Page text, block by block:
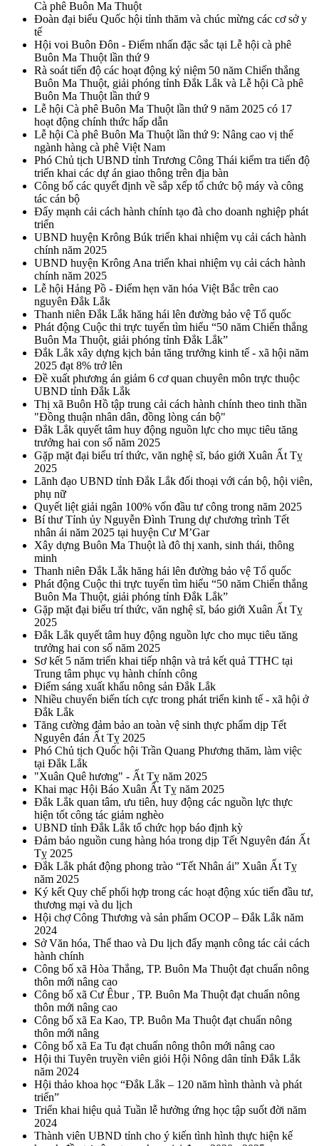
Cà phê Buôn Ma Thuột
Đoàn đại biểu Quốc hội tỉnh thăm và chúc mừng các cơ sở y
tế
Hội voi Buôn Đôn - Điểm nhấn đặc sắc tại Lễ hội cà phê
Buôn Ma Thuột lần thứ 9
Rà soát tiến độ các hoạt động kỷ niệm 50 năm Chiến thắng
Buôn Ma Thuột, giải phóng tỉnh Đắk Lắk và Lễ hội Cà phê
Buôn Ma Thuột lần thứ 9
Lễ hội Cà phê Buôn Ma Thuột lần thứ 9 năm 2025 có 17
hoạt động chính thức hấp dẫn
Lễ hội Cà phê Buôn Ma Thuột lần thứ 9: Nâng cao vị thế
ngành hàng cà phê Việt Nam
Phó Chủ tịch UBND tỉnh Trương Công Thái kiểm tra tiến độ
triển khai các dự án giao thông trên địa bàn
Công bố các quyết định về sắp xếp tổ chức bộ máy và công
tác cán bộ
Đẩy mạnh cải cách hành chính tạo đà cho doanh nghiệp phát
triển
UBND huyện Krông Búk triển khai nhiệm vụ cải cách hành
chính năm 2025
UBND huyện Krông Ana triển khai nhiệm vụ cải cách hành
chính năm 2025
Lễ hội Hảng Pồ - Điểm hẹn văn hóa Việt Bắc trên cao
nguyên Đắk Lắk
Thanh niên Đắk Lắk hăng hái lên đường bảo vệ Tổ quốc
Phát động Cuộc thi trực tuyến tìm hiểu “50 năm Chiến thắng
Buôn Ma Thuột, giải phóng tỉnh Đắk Lắk”
Đắk Lắk xây dựng kịch bản tăng trưởng kinh tế - xã hội năm
2025 đạt 8% trở lên
Đề xuất phương án giảm 6 cơ quan chuyên môn trực thuộc
UBND tỉnh Đắk Lắk
Thị xã Buôn Hồ tập trung cải cách hành chính theo tinh thần
"Đồng thuận nhân dân, đồng lòng cán bộ"
Đắk Lắk quyết tâm huy động nguồn lực cho mục tiêu tăng
trưởng hai con số năm 2025
Gặp mặt đại biểu trí thức, văn nghệ sĩ, báo giới Xuân Ất Tỵ
2025
Lãnh đạo UBND tỉnh Đắk Lắk đối thoại với cán bộ, hội viên,
phụ nữ
Quyết liệt giải ngân 100% vốn đầu tư công trong năm 2025
Bí thư Tỉnh ủy Nguyễn Đình Trung dự chương trình Tết
nhân ái năm 2025 tại huyện Cư M’Gar
Xây dựng Buôn Ma Thuột là đô thị xanh, sinh thái, thông
minh
Thanh niên Đắk Lắk hăng hái lên đường bảo vệ Tổ quốc
Phát động Cuộc thi trực tuyến tìm hiểu “50 năm Chiến thắng
Buôn Ma Thuột, giải phóng tỉnh Đắk Lắk”
Gặp mặt đại biểu trí thức, văn nghệ sĩ, báo giới Xuân Ất Tỵ
2025
Đắk Lắk quyết tâm huy động nguồn lực cho mục tiêu tăng
trưởng hai con số năm 2025
Sơ kết 5 năm triển khai tiếp nhận và trả kết quả TTHC tại
Trung tâm phục vụ hành chính công
Điểm sáng xuất khẩu nông sản Đắk Lắk
Nhiều chuyển biến tích cực trong phát triển kinh tế - xã hội ở
Đắk Lắk
Tăng cường đảm bảo an toàn vệ sinh thực phẩm dịp Tết
Nguyên đán Ất Tỵ 2025
Phó Chủ tịch Quốc hội Trần Quang Phương thăm, làm việc
tại Đắk Lắk
"Xuân Quê hương" - Ất Tỵ năm 2025
Khai mạc Hội Báo Xuân Ất Tỵ năm 2025
Đắk Lắk quan tâm, ưu tiên, huy động các nguồn lực thực
hiện tốt công tác giảm nghèo
UBND tỉnh Đắk Lắk tổ chức họp báo định kỳ
Đảm bảo nguồn cung hàng hóa trong dịp Tết Nguyên đán Ất
Tỵ 2025
Đắk Lắk phát động phong trào “Tết Nhân ái” Xuân Ất Tỵ
năm 2025
Ký kết Quy chế phối hợp trong các hoạt động xúc tiến đầu tư,
thương mại và du lịch
Hội chợ Công Thương và sản phẩm OCOP – Đắk Lắk năm
2024
Sở Văn hóa, Thể thao và Du lịch đẩy mạnh công tác cải cách
hành chính
Công bố xã Hòa Thắng, TP. Buôn Ma Thuột đạt chuẩn nông
thôn mới nâng cao
Công bố xã Cư Êbur , TP. Buôn Ma Thuột đạt chuẩn nông
thôn mới nâng cao
Công bố xã Ea Kao, TP. Buôn Ma Thuột đạt chuẩn nông
thôn mới nâng
Công bố xã Ea Tu đạt chuẩn nông thôn mới nâng cao
Hội thi Tuyên truyền viên giỏi Hội Nông dân tỉnh Đắk Lắk
năm 2024
Hội thảo khoa học “Đắk Lắk – 120 năm hình thành và phát
triển”
Triển khai hiệu quả Tuần lễ hưởng ứng học tập suốt đời năm
2024
Thành viên UBND tỉnh cho ý kiến tình hình thực hiện kế